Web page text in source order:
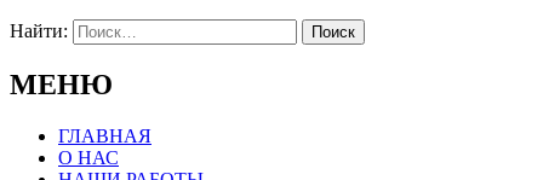
Найти:
МЕНЮ
ГЛАВНАЯ
О НАС